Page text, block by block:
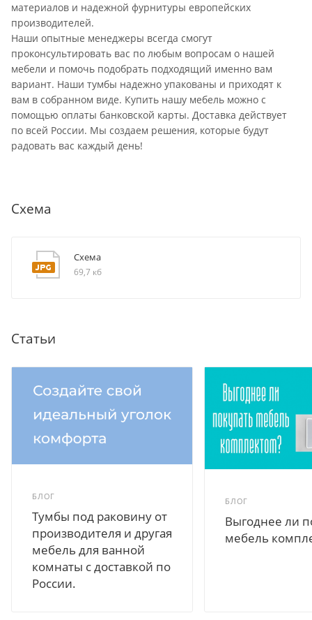
материалов и надежной фурнитуры европейских
производителей.
Наши опытные менеджеры всегда смогут
проконсультировать вас по любым вопросам о нашей
мебели и помочь подобрать подходящий именно вам
вариант. Наши тумбы надежно упакованы и приходят к
вам в собранном виде. Купить нашу мебель можно с
помощью оплаты банковской карты. Доставка действует
по всей России. Мы создаем решения, которые будут
радовать вас каждый день!
Схема
Схема
69,7 кб
Статьи
БЛОГ
Тумбы под раковину от
производителя и другая
мебель для ванной
комнаты с доставкой по
России.
БЛОГ
Выгоднее ли
мебель